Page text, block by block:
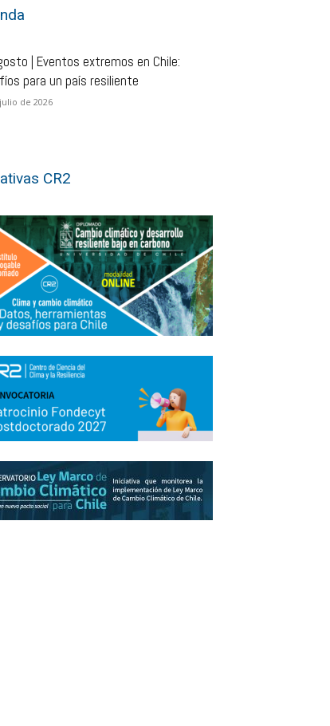
| Eventos extremos en Chile:
para un país resiliente
de 2026
CR2